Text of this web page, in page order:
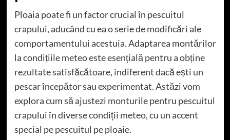
Ploaia poate fi un factor crucial în pescuitul
crapului, aducând cu ea o serie de modificări ale
comportamentului acestuia. Adaptarea montărilor
la condițiile meteo este esențială pentru a obține
rezultate satisfăcătoare, indiferent dacă ești un
pescar începător sau experimentat. Astăzi vom
explora cum să ajustezi monturile pentru pescuitul
crapului în diverse condiții meteo, cu un accent
special pe pescuitul pe ploaie.